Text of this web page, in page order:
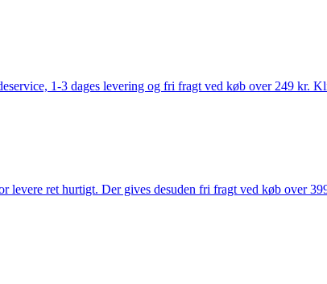
1-3 dages levering og fri fragt ved køb over 249 kr.
levere ret hurtigt. Der gives desuden fri fragt ved køb over